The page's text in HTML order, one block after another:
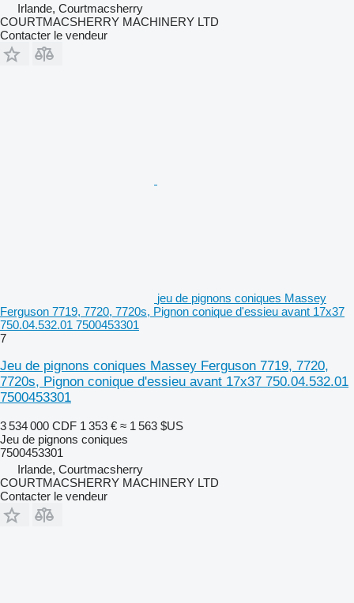
Irlande, Courtmacsherry
COURTMACSHERRY MACHINERY LTD
Contacter le vendeur
jeu de pignons coniques Massey
Ferguson 7719, 7720, 7720s, Pignon conique d'essieu avant 17x37
750.04.532.01 7500453301
7
Jeu de pignons coniques Massey Ferguson 7719, 7720,
7720s, Pignon conique d'essieu avant 17x37 750.04.532.01
7500453301
3 534 000 CDF 1 353 € ≈ 1 563 $US
Jeu de pignons coniques
7500453301
Irlande, Courtmacsherry
COURTMACSHERRY MACHINERY LTD
Contacter le vendeur